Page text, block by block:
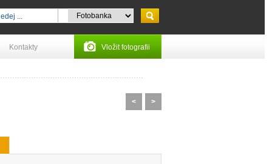
Kontakty Vložit fotografii
< >